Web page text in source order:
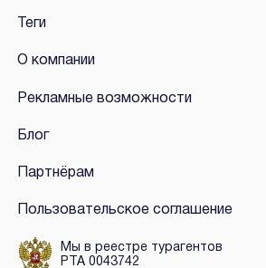
Теги
О компании
Рекламные возможности
Блог
Партнёрам
Пользовательское соглашение
Мы в реестре турагентов
РТА 0043742